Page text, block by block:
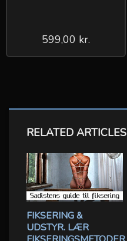
599,00 kr.
RELATED ARTICLES
FIKSERING &
UDSTYR. LÆR